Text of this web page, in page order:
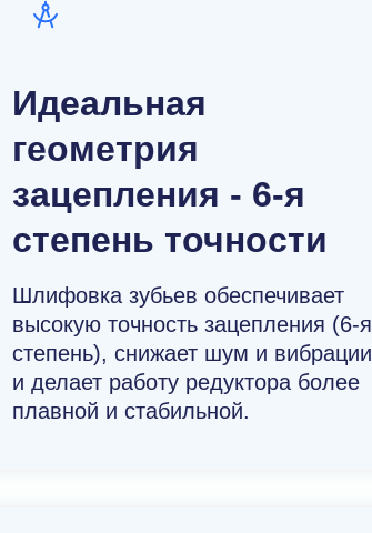
Идеальная
геометрия
зацепления - 6-я
степень точности
Шлифовка зубьев обеспечивает
высокую точность зацепления (6-я
степень), снижает шум и вибрации
и делает работу редуктора более
плавной и стабильной.